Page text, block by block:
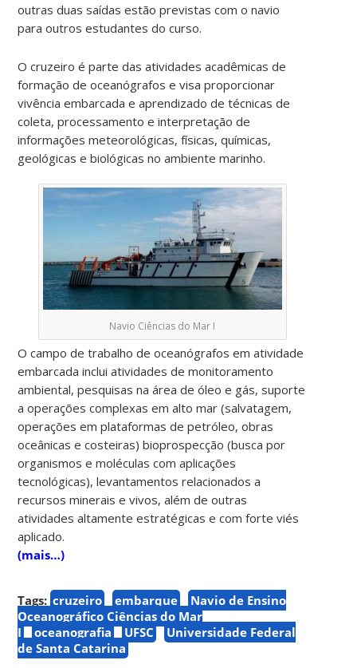
outras duas saídas estão previstas com o navio
para outros estudantes do curso.
O cruzeiro é parte das atividades acadêmicas de
formação de oceanógrafos e visa proporcionar
vivência embarcada e aprendizado de técnicas de
coleta, processamento e interpretação de
informações meteorológicas, físicas, químicas,
geológicas e biológicas no ambiente marinho.
Navio Ciências do Mar I
O campo de trabalho de oceanógrafos em atividade
embarcada inclui atividades de monitoramento
ambiental, pesquisas na área de óleo e gás, suporte
a operações complexas em alto mar (salvatagem,
operações em plataformas de petróleo, obras
oceânicas e costeiras) bioprospecção (busca por
organismos e moléculas com aplicações
tecnológicas), levantamentos relacionados a
recursos minerais e vivos, além de outras
atividades altamente estratégicas e com forte viés
aplicado.
(mais…)
Tags: cruzeiro embarque
Navio de Ensino
Oceanográfico Ciências do Mar
I
oceanografia UFSC
Universidade Federal
de Santa Catarina